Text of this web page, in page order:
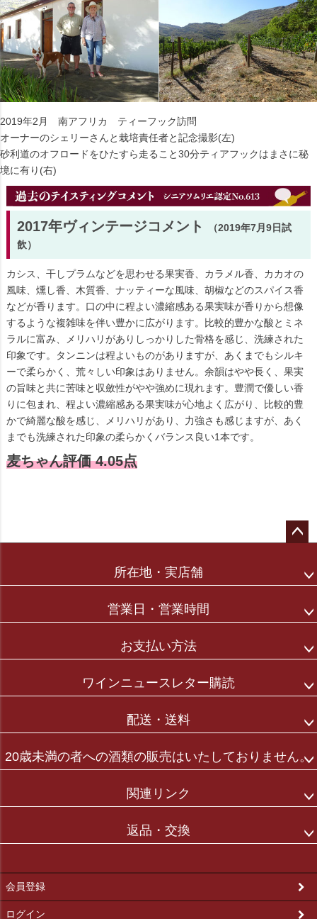
2019年2月 南アフリカ ティーフック訪問
オーナーのシェリーさんと栽培責任者と記念撮影(左)
砂利道のオフロードをひたすら走ること30分ティアフックはまさに秘
境に有り(右)
2017年ヴィンテージコメント
（2019年7月9日試
飲）
カシス、干しプラムなどを思わせる果実香、カラメル香、カカオの
風味、燻し香、木質香、ナッティーな風味、胡椒などのスパイス香
などが香ります。口の中に程よい濃縮感ある果実味が香りから想像
するような複雑味を伴い豊かに広がります。比較的豊かな酸とミネ
ラルに富み、メリハリがありしっかりした骨格を感じ、洗練された
印象です。タンニンは程よいものがありますが、あくまでもシルキ
ーで柔らかく、荒々しい印象はありません。余韻はやや長く、果実
の旨味と共に苦味と収斂性がやや強めに現れます。豊潤で優しい香
りに包まれ、程よい濃縮感ある果実味が心地よく広がり、比較的豊
かで綺麗な酸を感じ、メリハリがあり、力強さも感じますが、あく
までも洗練された印象の柔らかくバランス良い1本です。
麦ちゃん評価 4.05点
所在地・実店舗
営業日・営業時間
お支払い方法
ワインニュースレター購読
配送・送料
20歳未満の者への酒類の販売はいたしておりません。
関連リンク
返品・交換
会員登録
ログイン